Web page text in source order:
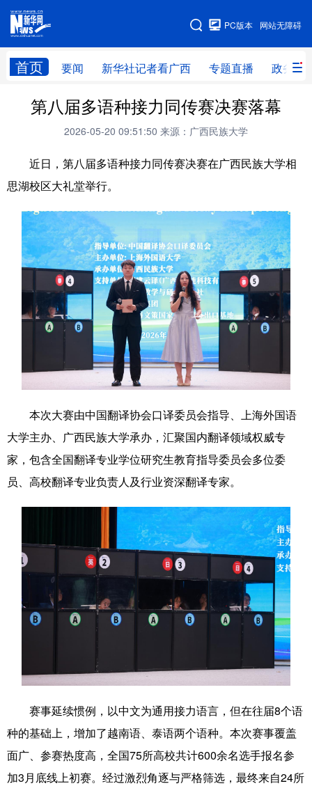
网站无障碍
PC版本
首页 要闻 新华社记者看广西 专题直播 政务信
网站地图
广西频道
新华社记者 专题直播 政务信息
图片新闻 壮美广西
新华网导航
学习进行时 高层 时政 人事
国际 财经 网评 港澳
台湾 思客智库 全球连线 教育
科技 科普 体育 文化
军事 访谈
图片 中央文件 金融 汽车
食品 人居 信息化 乡村振兴
溯源中国 城市 旅游 能源
会展 彩票 娱乐
悦读 公益 书画 一带一路
上市公司 文化产业
地方频道
北京 天津 河北 山西
江苏
浙江
山东 河南 湖北 湖南
广东 广西 海南 重庆
四川 贵州 云南 西藏
第八届多语种接力同传赛决赛落幕
2026-05-20 09:51:50 来源：广西民族大学
近日，第八届多语种接力同传赛决赛在广西民族大学相
思湖校区大礼堂举行。
本次大赛由中国翻译协会口译委员会指导、上海外国语
大学主办、广西民族大学承办，汇聚国内翻译领域权威专
家，包含全国翻译专业学位研究生教育指导委员会多位委
员、高校翻译专业负责人及行业资深翻译专家。
赛事延续惯例，以中文为通用接力语言，但在往届8个语
种的基础上，增加了越南语、泰语两个语种。本次赛事覆盖
面广、参赛热度高，全国75所高校共计600余名选手报名参
加3月底线上初赛。经过激烈角逐与严格筛选，最终来自24所